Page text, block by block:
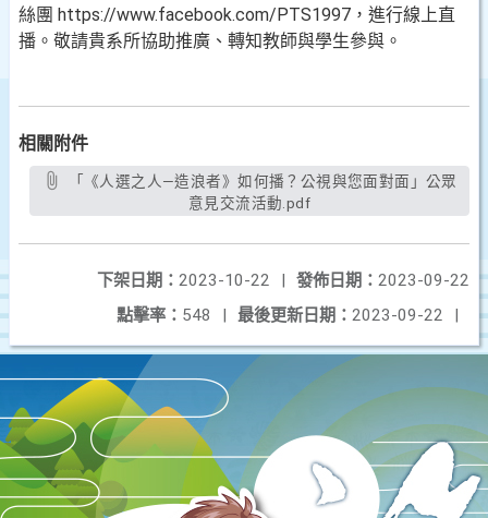
絲團 https://www.facebook.com/PTS1997，進行線上直
播。敬請貴系所協助推廣、轉知教師與學生參與。
相關附件
意見交流活動.pdf
發佈日期： 2023-09-22
下架日期： 2023-10-22
|
最後更新日期： 2023-09-22 |
點擊率： 548 |